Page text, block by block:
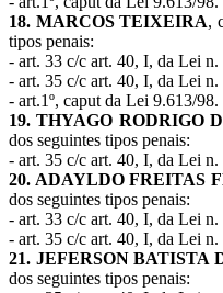
18. MARCOS TEIXEIRA,
tipos penais:
- art. 33 c/c art. 40, I, da Lei n.
- art. 35 c/c art. 40, I, da Lei n.
- art.1º, caput da Lei 9.613/98.
19. THYAGO RODRIGO
dos seguintes tipos penais:
- art. 35 c/c art. 40, I, da Lei n.
20. ADAYLDO FREITAS
dos seguintes tipos penais:
- art. 33 c/c art. 40, I, da Lei n.
- art. 35 c/c art. 40, I, da Lei n.
21. JEFERSON BATISTA
dos seguintes tipos penais: